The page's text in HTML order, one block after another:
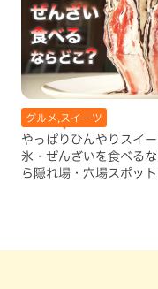
グルメ,スイーツ
やっぱりひんやりスイ
氷・ぜんざいを食べる
ら隠れ場・穴場スポッ